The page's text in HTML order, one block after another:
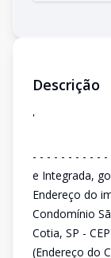
Descrição
'
- - - - - - - - - -
e Integrada,
Endereço do
Condomínio
Cotia, SP -
(Endereço do